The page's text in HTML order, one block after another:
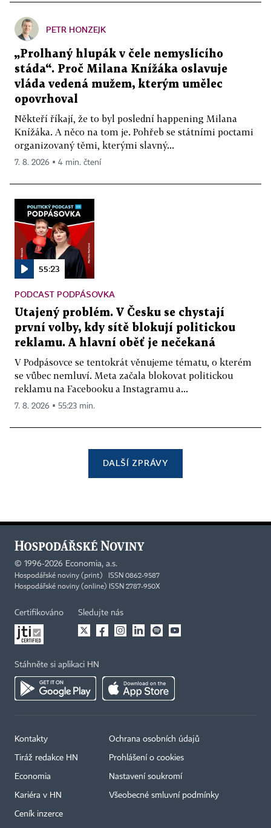
PETR HONZEJK
„Prolhaný hlupák v čele nemyslícího
stáda“. Proč Milana Knížáka oslavuje
vláda vedená mužem, kterým umělec
opovrhoval
Někteří říkají, že to byl poslední happening Milana
Knížáka. A něco na tom je. Pohřeb se státními poctami
organizovaný těmi, kterými slavný...
7. 8. 2026 ▪ 4 min. čtení
55:23
PODCAST PODPÁSOVKA
Utajený problém. V Česku se chystají
první volby, kdy sítě blokují politickou
reklamu. A hlavní oběť je nečekaná
V Podpásovce se tentokrát věnujeme tématu, o kterém
se vůbec nemluví. Meta začala blokovat politickou
reklamu na Facebooku a Instagramu a...
7. 8. 2026 ▪ 55:23 min.
DALŠÍ ZPRÁVY
© 1996-2026 Economia, a.s.
Hospodářské noviny (print) ISSN 0862-9587
Hospodářské noviny (online) ISSN 2787-950X
Certifikováno Sledujte nás
Stáhněte si aplikaci HN
Kontakty
Tiráž redakce HN
Economia
Kariéra v HN
Ceník inzerce
Ochrana osobních údajů
Prohlášení o cookies
Nastavení soukromí
Všeobecné smluvní podmínky